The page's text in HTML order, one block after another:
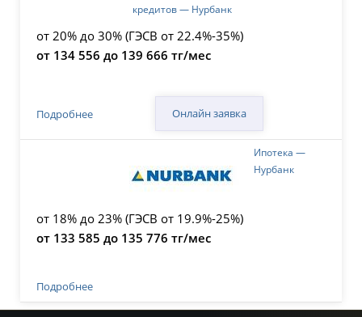
кредитов — Нурбанк
от 20% до 30% (ГЭСВ от 22.4%-35%)
от 134 556 до 139 666 тг/мес
Подробнее Онлайн заявка
Ипотека —
Нурбанк
от 18% до 23% (ГЭСВ от 19.9%-25%)
от 133 585 до 135 776 тг/мес
Подробнее